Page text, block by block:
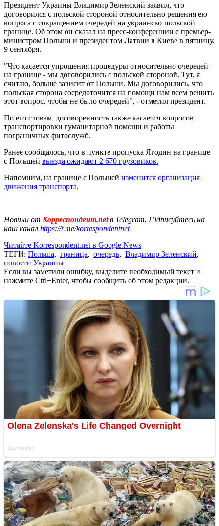
Президент Украины Владимир Зеленский заявил, что
договорился с польской стороной относительно решения ею
вопроса с сокращением очередей на украинско-польской
границе. Об этом он сказал на пресс-конференции с премьер-
министром Польши и президентом Латвии в Киеве в пятницу,
9 сентября.
"Что касается упрощения процедуры относительно очередей
на границе - мы договорились с польской стороной. Тут, я
считаю, больше зависит от Польши. Мы договорились, что
польская сторона сосредоточится на помощи нам всем решить
этот вопрос, чтобы не было очередей", - отметил президент.
По его словам, договоренность также касается вопросов
транспортировки гуманитарной помощи и работы
пограничных фитослужб.
Ранее сообщалось, что в пункте пропуска Ягодин на границе
с Польшей выезда ожидают 2 670 грузовиков.
Напомним, на границе с Польшей изменится организация
движения транспорта.
Новини от Корреспондент.netв Telegram. Підписуйтесь на
наш канал https://t.me/korrespondentnet
Читайте Korrespondent.net в Google News
ТЕГИ: Польша, граница, очередь, Владимир Зеленский,
новости Украины
Если вы заметили ошибку, выделите необходимый текст и
нажмите Ctrl+Enter, чтобы сообщить об этом редакции.